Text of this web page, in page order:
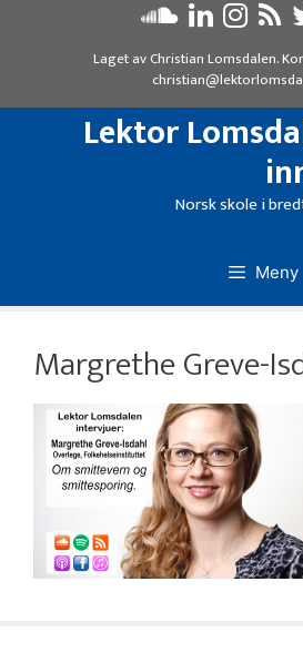
Laget avChristian Lomsdalen.
Lektor
Norsk skole i
Meny
Margrethe Greve-